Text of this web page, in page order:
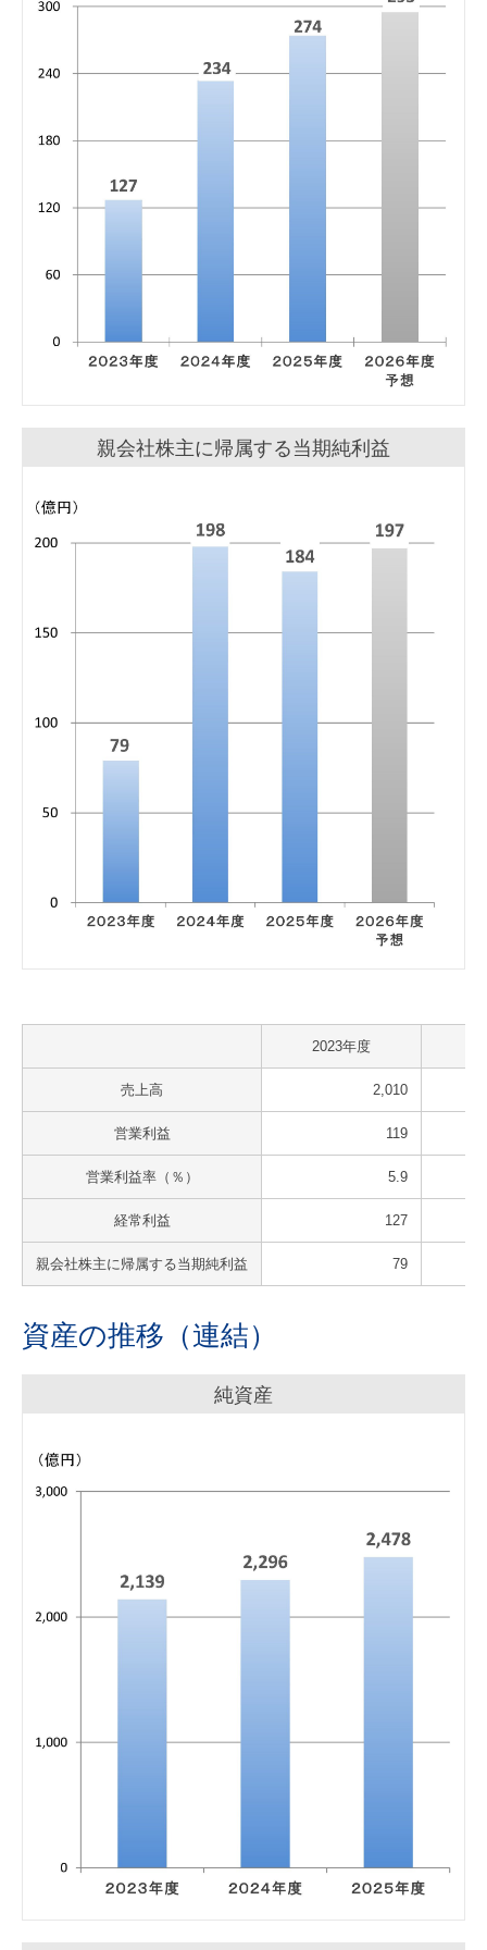
親会社株主に帰属する当期純利益
2023年度
売上高 2,010
営業利益 119
営業利益率（％） 5.9
経常利益 127
親会社株主に帰属する当期純利益 79
資産の推移（連結）
純資産